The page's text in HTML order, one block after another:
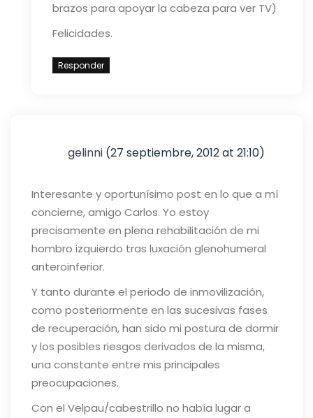
brazos para apoyar la cabeza para ver TV)
Felicidades.
Responder
gelinni (27 septiembre, 2012 at 21:10)
Interesante y oportunísimo post en lo que a mí
concierne, amigo Carlos. Yo estoy
precisamente en plena rehabilitación de mi
hombro izquierdo tras luxación glenohumeral
anteroinferior.
Y tanto durante el periodo de inmovilización,
como posteriormente en las sucesivas fases
de recuperación, han sido mi postura de dormir
y los posibles riesgos derivados de la misma,
una constante entre mis principales
preocupaciones.
Con el Velpau/cabestrillo no había lugar a